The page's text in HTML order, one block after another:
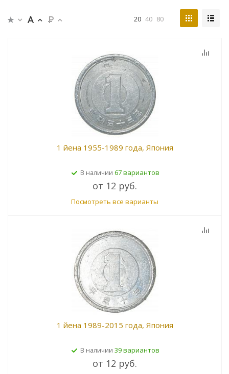
20 40 80
1 йена 1955-1989 года, Япония
В наличии 67 вариантов
от 12 руб.
Посмотреть все варианты
1 йена 1989-2015 года, Япония
В наличии 39 вариантов
от 12 руб.